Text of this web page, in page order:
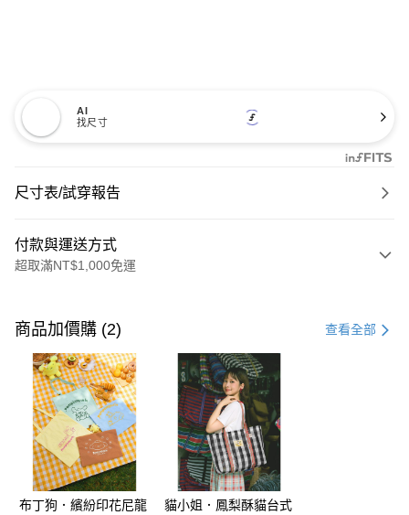
AI
找尺寸
尺寸表/試穿報告
付款與運送方式
超取滿NT$1,000免運
信用卡一次付款
購物金
超商取貨付款
LINE Pay
街口支付
運送方式
商品加價購 (2) 查看全部
布丁狗．繽紛印花尼龍
貓小姐．鳳梨酥貓台式